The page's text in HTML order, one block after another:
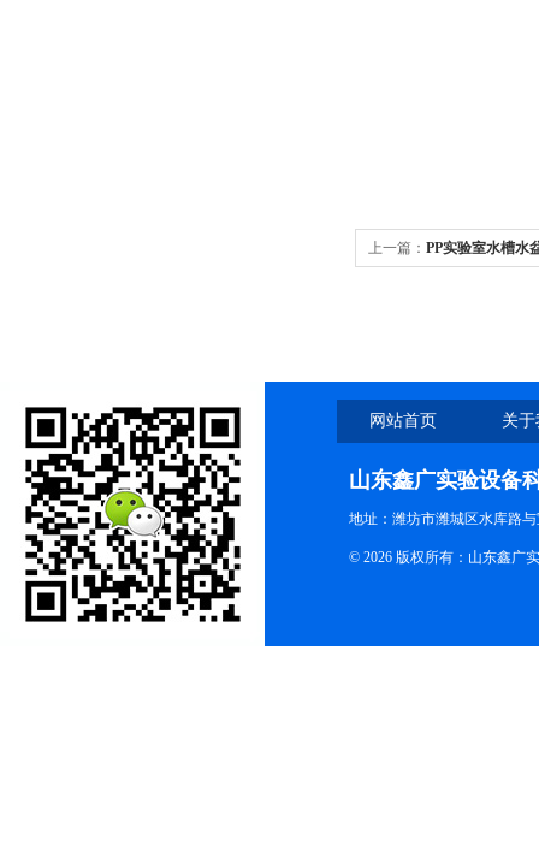
上一篇： PP实验室水槽水
网站首页 关
山东鑫广实验设备
地址：潍坊市潍城区水库路
© 2026 版权所有：山东鑫广